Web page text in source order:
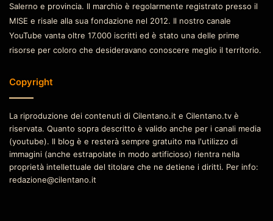
Salerno e provincia. Il marchio è regolarmente registrato presso il
MISE e risale alla sua fondazione nel 2012. Il nostro canale
YouTube vanta oltre 17.000 iscritti ed è stato una delle prime
risorse per coloro che desideravano conoscere meglio il territorio.
Copyright
La riproduzione dei contenuti di Cilentano.it e Cilentano.tv è
riservata. Quanto sopra descritto è valido anche per i canali media
(youtube). Il blog è e resterà sempre gratuito ma l'utilizzo di
immagini (anche estrapolate in modo artificioso) rientra nella
proprietà intellettuale del titolare che ne detiene i diritti. Per info:
redazione@cilentano.it